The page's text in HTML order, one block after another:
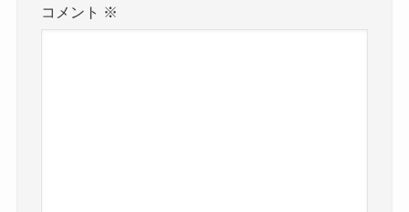
コメント ※